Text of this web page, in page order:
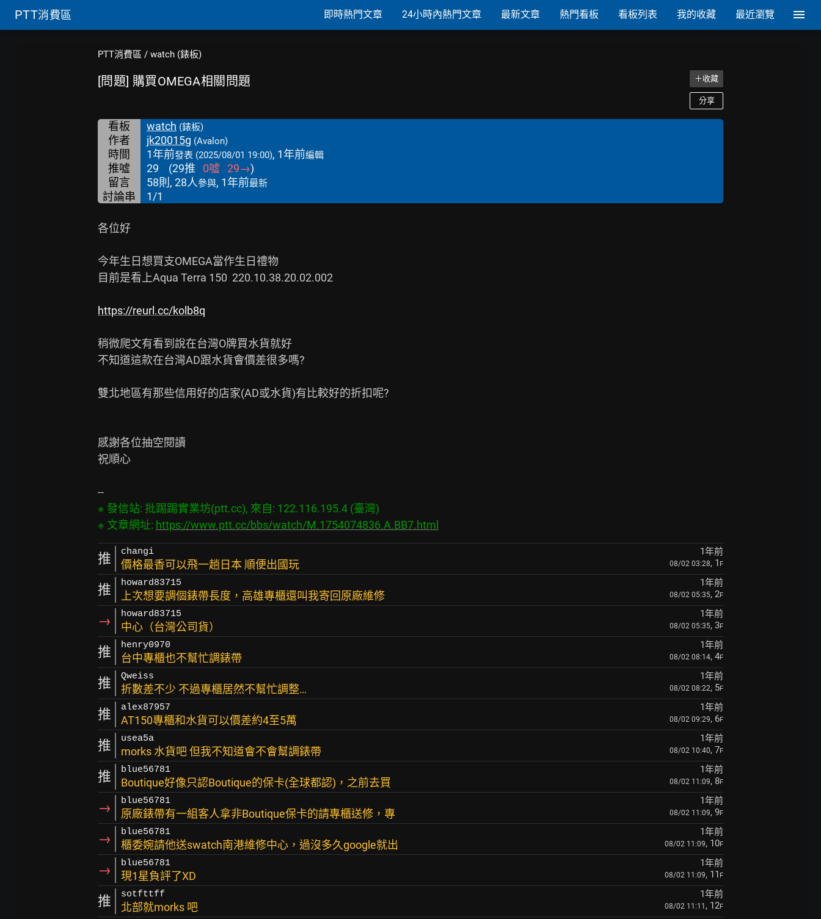
PTT消費區 即時熱門文章 24小時內熱門文章 最新文章 熱門看板 看板列表 我的收藏 最近瀏覽
PTT消費區 / watch (錶板)
[問題] 購買OMEGA相關問題 ＋收藏
分享
看板 watch (錶板)
作者 jk20015g (Avalon)
時間 1年前發表 (2025/08/01 19:00), 1年前編輯
推噓 29 (29推 0噓 29→)
留言
58則, 28人參與, 1年前最新
討論串 1/1
各位好
今年生日想買支OMEGA當作生日禮物
目前是看上Aqua Terra 150  220.10.38.20.02.002
https://reurl.cc/kolb8q
稍微爬文有看到說在台灣O牌買水貨就好
不知道這款在台灣AD跟水貨會價差很多嗎?
雙北地區有那些信用好的店家(AD或水貨)有比較好的折扣呢?
感謝各位抽空閱讀
祝順心
※ 發信站: 批踢踢實業坊(ptt.cc), 來自: 122.116.195.4 (臺灣)
※ 文章網址: https://www.ptt.cc/bbs/watch/M.1754074836.A.BB7.html
推 changi 1年前
價格最香可以飛一趟日本 順便出國玩 08/02 03:28, 1 F
推 howard83715 1年前
上次想要調個錶帶長度，高雄專櫃還叫我寄回原廠維修 08/02 05:35, 2F
→ howard83715 1年前
中心（台灣公司貨） 08/02 05:35, 3F
推 henry0970 1年前
台中專櫃也不幫忙調錶帶 08/02 08:14, 4F
推 Qweiss 1年前
折數差不少 不過專櫃居然不幫忙調整… 08/02 08:22, 5F
推 alex87957 1年前
AT150專櫃和水貨可以價差約4至5萬 08/02 09:29, 6F
推 usea5a 1年前
morks 水貨吧 但我不知道會不會幫調錶帶 08/02 10:40, 7F
推 blue56781 1年前
Boutique好像只認Boutique的保卡(全球都認)，之前去買 08/02 11:09, 8F
→ blue56781 1年前
原廠錶帶有一組客人拿非Boutique保卡的請專櫃送修，專 08/02 11:09, 9F
→ blue56781 1年前
櫃委婉請他送swatch南港維修中心，過沒多久google就出 08/02 11:09, 10F
→ blue56781 1年前
現1星負評了XD 08/02 11:09, 11 F
推 sotfttff 1年前
北部就morks 吧 08/02 11:11 , 12F